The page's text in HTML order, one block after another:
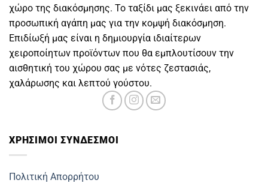
χώρο της διακόσμησης. Το ταξίδι μας ξεκινάει από την
προσωπική αγάπη μας για την κομψή διακόσμηση.
Επιδίωξή μας είναι η δημιουργία ιδιαίτερων
χειροποίητων προϊόντων που θα εμπλουτίσουν την
αισθητική του χώρου σας με νότες ζεστασιάς,
χαλάρωσης και λεπτού γούστου.
ΧΡΗΣΙΜOΙ ΣΥΝΔΕΣΜΟΙ
Πολιτική Απορρήτου